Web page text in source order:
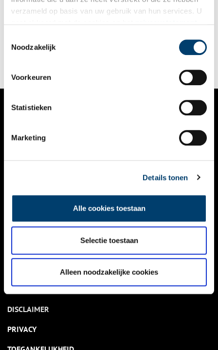
verzameld op basis van uw gebruik van hun services. U
Noodzakelijk
Voorkeuren
Statistieken
Marketing
Details tonen
Alle cookies toestaan
Selectie toestaan
Alleen noodzakelijke cookies
Levertraan ‘zonder dien afschuwelijke traansmaak’, opa die met
zijn radiotoestel Amerika en Indië kan ontvangen en
geven een aardig tijdsbeeld.
NIEUWS
KALENDER
ACTIVITEITEN
NIEUWSBRIEF
DISCLAIMER
PRIVACY